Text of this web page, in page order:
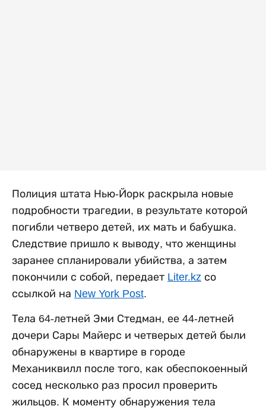
Полиция штата Нью-Йорк раскрыла новые
подробности трагедии, в результате которой
погибли четверо детей, их мать и бабушка.
Следствие пришло к выводу, что женщины
заранее спланировали убийства, а затем
покончили с собой, передает Liter.kz со
ссылкой на New York Post.
Тела 64-летней Эми Стедман, ее 44-летней
дочери Сары Майерс и четверых детей были
обнаружены в квартире в городе
Механиквилл после того, как обеспокоенный
сосед несколько раз просил проверить
жильцов. К моменту обнаружения тела